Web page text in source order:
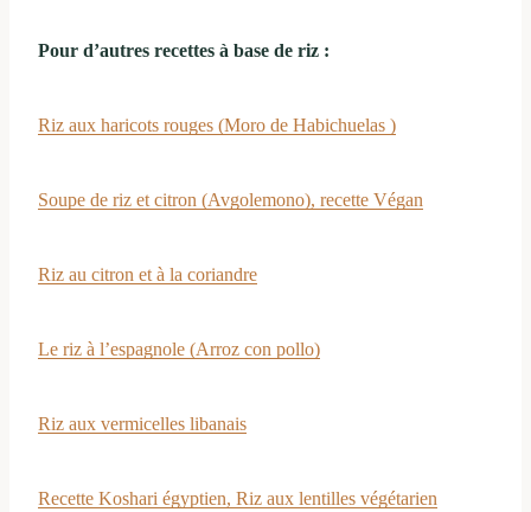
Pour d’autres recettes à base de riz :
Riz aux haricots rouges (Moro de Habichuelas )
Soupe de riz et citron (Avgolemono), recette Végan
Riz au citron et à la coriandre
Le riz à l’espagnole (Arroz con pollo)
Riz aux vermicelles libanais
Recette Koshari égyptien, Riz aux lentilles végétarien